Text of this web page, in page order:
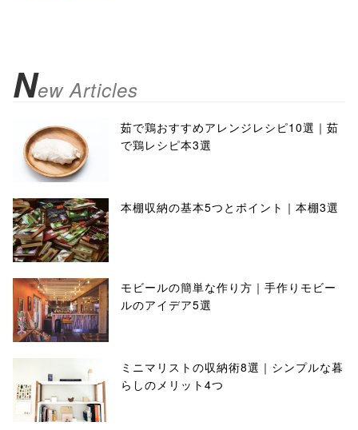
New Articles
茹で鶏おすすめアレンジレシピ10選｜茹
で鶏レシピ本3選
本棚収納の基本5つとポイント｜本棚3選
モビールの簡単な作り方｜手作りモビー
ルのアイデア5選
ミニマリストの収納術8選｜シンプルな暮
らしのメリット4つ